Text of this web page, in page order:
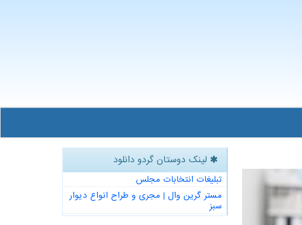
لینک دوستان گردو دانلود
تبلیغات انتخابات مجلس
مستر گرین وال | مجری و طراح انواع دیوار
سبز